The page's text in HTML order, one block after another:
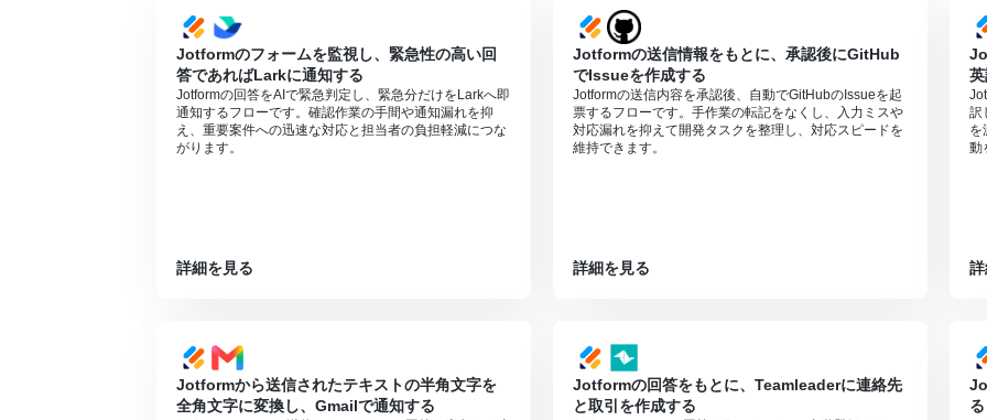
Jotformのフォームを監視し、緊急性の高い回
答であればLarkに通知する
Jotformの回答をAIで緊急判定し、緊急分だけをLarkへ即
通知するフローです。確認作業の手間や通知漏れを抑
え、重要案件への迅速な対応と担当者の負担軽減につな
がります。
詳細を見る
Jotformの送信情報をもとに、承認後にGitHub
でIssueを作成する
Jotformの送信内容を承認後、自動でGitHubのIssueを起
票するフローです。手作業の転記をなくし、入力ミスや
対応漏れを抑えて開発タスクを整理し、対応スピードを
維持できます。
詳細を見る
訳
を
動
Jotformから送信されたテキストの半角文字を
全角文字に変換し、Gmailで通知する
Jotformの回答をもとに、Teamleaderに連絡先
と取引を作成する
る